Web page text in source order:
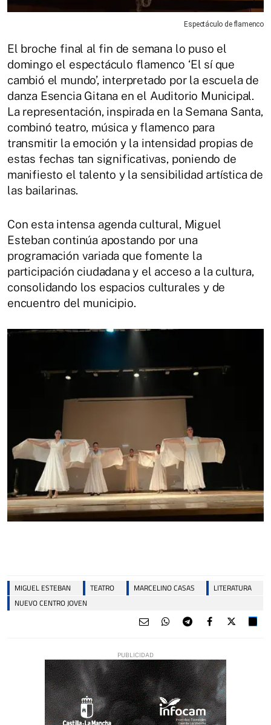
Espectáculo de flamenco
El broche final al fin de semana lo puso el
domingo el espectáculo flamenco ‘El sí que
cambió el mundo’, interpretado por la escuela de
danza Esencia Gitana en el Auditorio Municipal.
La representación, inspirada en la Semana Santa,
combinó teatro, música y flamenco para
transmitir la emoción y la intensidad propias de
estas fechas tan significativas, poniendo de
manifiesto el talento y la sensibilidad artística de
las bailarinas.
Con esta intensa agenda cultural, Miguel
Esteban continúa apostando por una
programación variada que fomente la
participación ciudadana y el acceso a la cultura,
consolidando los espacios culturales y de
encuentro del municipio.
MIGUEL ESTEBAN TEATRO MARCELINO CASAS
LITERATURA
NUEVO CENTRO JOVEN